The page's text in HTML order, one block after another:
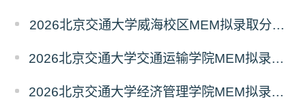
2026北京交通大学威海校区MEM拟录取分析解读
2026北京交通大学交通运输学院MEM拟录取分析解读
2026北京交通大学经济管理学院MEM拟录取分析解读